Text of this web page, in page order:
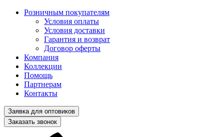
Розничным покупателям
Условия оплаты
Условия доставки
Гарантия и возврат
Договор оферты
Компания
Коллекции
Помощь
Партнерам
Контакты
Заявка для оптовиков
Заказать звонок